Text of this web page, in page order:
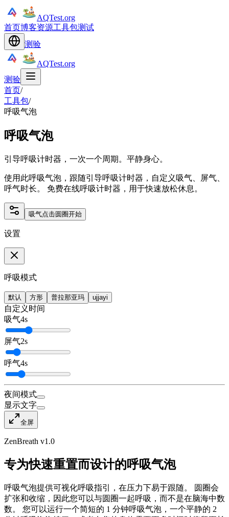
AQTest.org
首页博客资源工具包测试
测验
AQTest.org
测验
首页/
工具包/
呼吸气泡
呼吸气泡
引导呼吸计时器，一次一个周期。平静身心。
使用此呼吸气泡，跟随引导呼吸计时器，自定义吸气、屏气、
呼气时长。 免费在线呼吸计时器，用于快速放松休息。
吸气点击圆圈开始
设置
呼吸模式
默认 方形 普拉那亚玛 ujjayi
自定义时间
吸气4s
屏气2s
呼气4s
夜间模式
显示文字
全屏
ZenBreath v1.0
专为快速重置而设计的呼吸气泡
呼吸气泡提供可视化呼吸指引，在压力下易于跟随。 圆圈会
扩张和收缩，因此您可以与圆圈一起呼吸，而不是在脑海中数
数。 您可以运行一个简短的 1 分钟呼吸气泡，一个平静的 2